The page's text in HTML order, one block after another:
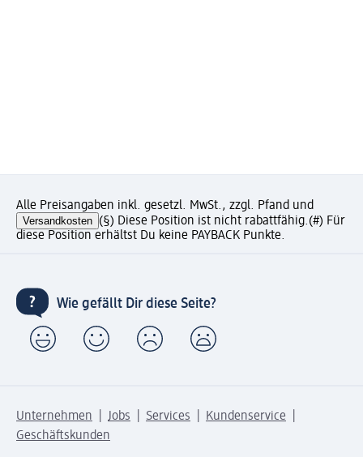
Alle Preisangaben inkl. gesetzl. MwSt., zzgl. Pfand und
Versandkosten (§) Diese Position ist nicht rabattfähig.(#) Für
diese Position erhältst Du keine PAYBACK Punkte.
Wie gefällt Dir diese Seite?
Unternehmen Jobs Services
Kundenservice
Geschäftskunden